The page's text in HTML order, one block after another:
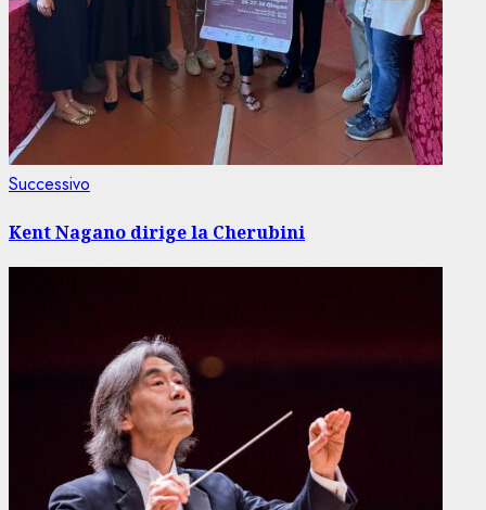
Successivo
Kent Nagano dirige la Cherubini